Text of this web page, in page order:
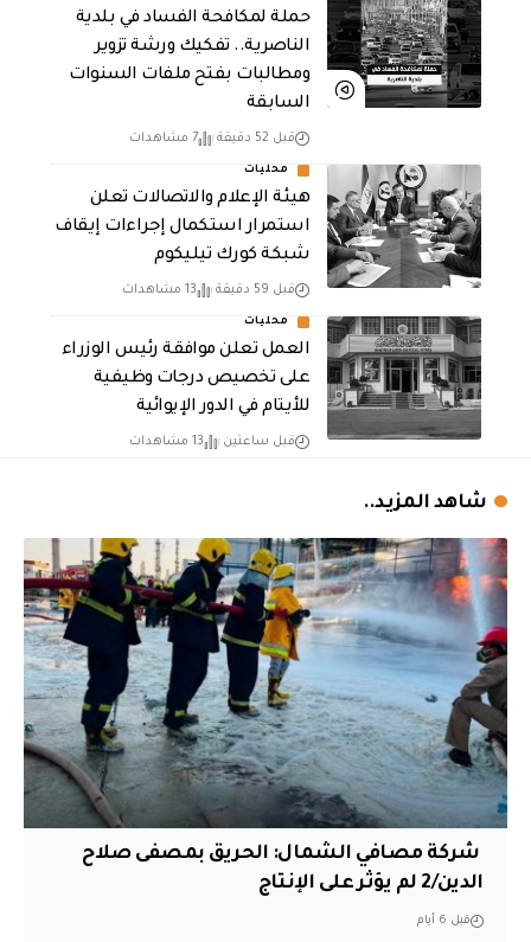
حملة لمكافحة الفساد في بلدية
الناصرية.. تفكيك ورشة تزوير
ومطالبات بفتح ملفات السنوات
السابقة
قبل 52 دقيقة 7 مشاهدات
محليات
هيئة الإعلام والاتصالات تعلن
استمرار استكمال إجراءات إيقاف
شبكة كورك تيليكوم
قبل 59 دقيقة 13 مشاهدات
محليات
العمل تعلن موافقة رئيس الوزراء
على تخصيص درجات وظيفية
للأيتام في الدور الإيوائية
قبل ساعتين 13 مشاهدات
شاهد المزيد..
‏ شركة مصافي الشمال: الحريق بمصفى صلاح
الدين/2 لم يؤثر على الإنتاج
قبل 6 أيام